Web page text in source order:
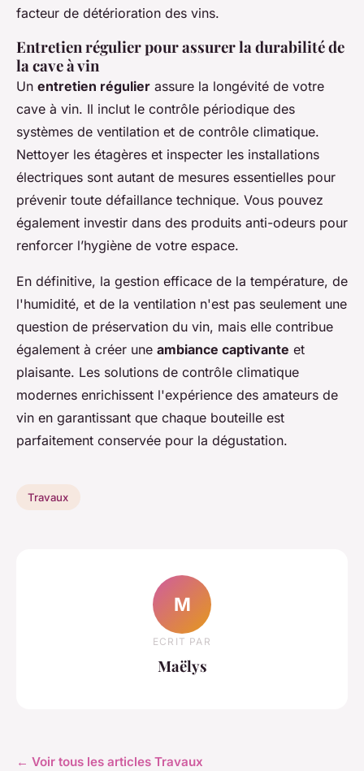
facteur de détérioration des vins.
Entretien régulier pour assurer la durabilité de
la cave à vin
Un entretien régulier assure la longévité de votre
cave à vin. Il inclut le contrôle périodique des
systèmes de ventilation et de contrôle climatique.
Nettoyer les étagères et inspecter les installations
électriques sont autant de mesures essentielles pour
prévenir toute défaillance technique. Vous pouvez
également investir dans des produits anti-odeurs pour
renforcer l’hygiène de votre espace.
En définitive, la gestion efficace de la température, de
l'humidité, et de la ventilation n'est pas seulement une
question de préservation du vin, mais elle contribue
également à créer une ambiance captivante et
plaisante. Les solutions de contrôle climatique
modernes enrichissent l'expérience des amateurs de
vin en garantissant que chaque bouteille est
parfaitement conservée pour la dégustation.
Travaux
M
ECRIT PAR
Maëlys
← Voir tous les articles Travaux